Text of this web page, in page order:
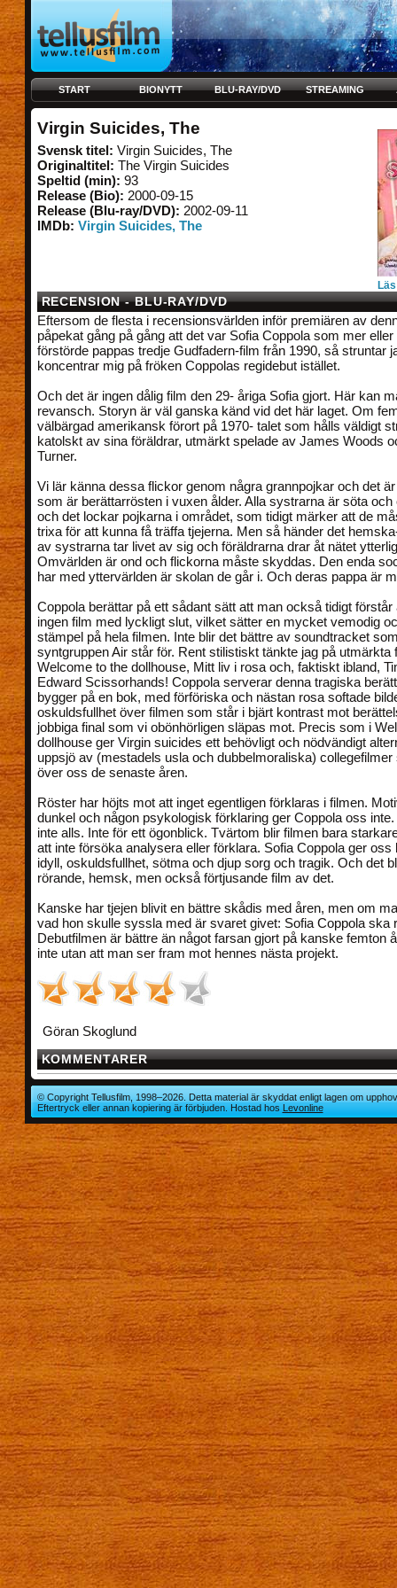
START BIONYTT BLU-RAY/DVD STREAMING
Virgin Suicides, The
Svensk titel: Virgin Suicides, The
Originaltitel: The Virgin Suicides
Speltid (min): 93
Release (Bio): 2000-09-15
Release (Blu-ray/DVD): 2002-09-11
IMDb: Virgin Suicides, The
RECENSION - BLU-RAY/DVD
Eftersom de flesta i recensionsvärlden inför premiären av
påpekat gång på gång att det var Sofia Coppola som mer eller
förstörde pappas tredje Gudfadern-film från 1990, så struntar
koncentrar mig på fröken Coppolas regidebut istället.
Och det är ingen dålig film den 29- åriga Sofia gjort. Här kan
revansch. Storyn är väl ganska känd vid det här laget. Om
välbärgad amerikansk förort på 1970- talet som hålls väldigt
katolskt av sina föräldrar, utmärkt spelade av James Woods
Turner.
Vi lär känna dessa flickor genom några grannpojkar och det
som är berättarrösten i vuxen ålder. Alla systrarna är söta och
och det lockar pojkarna i området, som tidigt märker att de
trixa för att kunna få träffa tjejerna. Men så händer det
av systrarna tar livet av sig och föräldrarna drar åt nätet
Omvärlden är ond och flickorna måste skyddas. Den enda
har med yttervärlden är skolan de går i. Och deras pappa är
Coppola berättar på ett sådant sätt att man också tidigt förstår
ingen film med lyckligt slut, vilket sätter en mycket vemodig
stämpel på hela filmen. Inte blir det bättre av soundtracket
syntgruppen Air står för. Rent stilistiskt tänkte jag på utmärkta
Welcome to the dollhouse, Mitt liv i rosa och, faktiskt ibland,
Edward Scissorhands! Coppola serverar denna tragiska
bygger på en bok, med förföriska och nästan rosa softade
oskuldsfullhet över filmen som står i bjärt kontrast mot
jobbiga final som vi obönhörligen släpas mot. Precis som i
dollhouse ger Virgin suicides ett behövligt och nödvändigt
uppsjö av (mestadels usla och dubbelmoraliska) collegefilmer
över oss de senaste åren.
Röster har höjts mot att inget egentligen förklaras i filmen.
dunkel och någon psykologisk förklaring ger Coppola oss
inte alls. Inte för ett ögonblick. Tvärtom blir filmen bara
att inte försöka analysera eller förklara. Sofia Coppola ger oss
idyll, oskuldsfullhet, sötma och djup sorg och tragik. Och det
rörande, hemsk, men också förtjusande film av det.
Kanske har tjejen blivit en bättre skådis med åren, men om
vad hon skulle syssla med är svaret givet: Sofia Coppola ska
Debutfilmen är bättre än något farsan gjort på kanske femton
inte utan att man ser fram mot hennes nästa projekt.
Göran Skoglund
KOMMENTARER
© Copyright Tellusfilm, 1998–2026. Detta material är skyddat enligt lagen om
Eftertryck eller annan kopiering är förbjuden. Hostad hosLevonline